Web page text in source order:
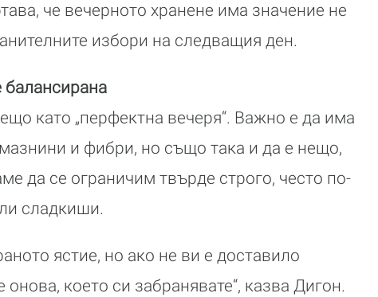
че вечерното хранене има значение не
избори на следващия ден.
балансирана
като „перфектна вечеря“. Важно е да има
и фибри, но също така и да е нещо,
да се ограничим твърде строго, често по-
сладкиши.
ястие, но ако не ви е доставило
което си забранявате“, казва Дигон.